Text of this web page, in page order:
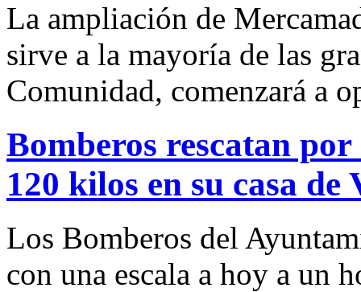
La ampliación de
sirve a la mayoría de las
Comunidad, comenzará a
Bomberos rescatan
120 kilos en su casa de
Los Bomberos del
con una escala a hoy a un